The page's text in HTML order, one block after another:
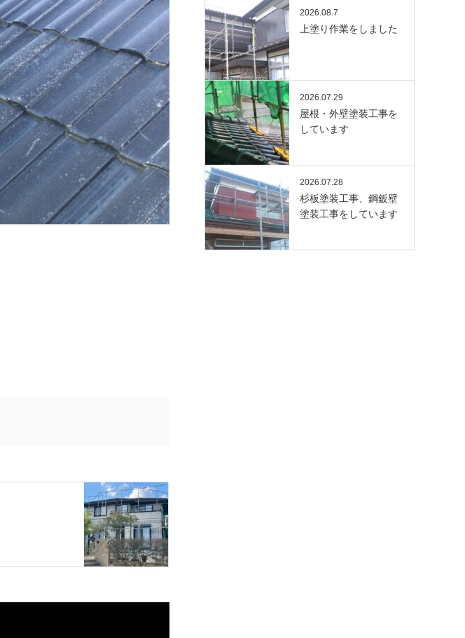
2026.08.7
上塗り作業をしました
2026.07.29
屋根・外壁塗装工事を
しています
2026.07.28
杉板塗装工事、鋼鈑壁
塗装工事をしています